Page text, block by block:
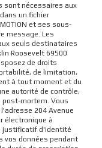
sont nécessaires aux
un fichier
et ses sous-
message. Les
seuls destinataires
Roosevelt 69500
de droits
de limitation,
à tout moment et du
autorité de contrôle,
post-mortem. Vous
204 Avenue
électronique à
justificatif d'identité
vos données pendant